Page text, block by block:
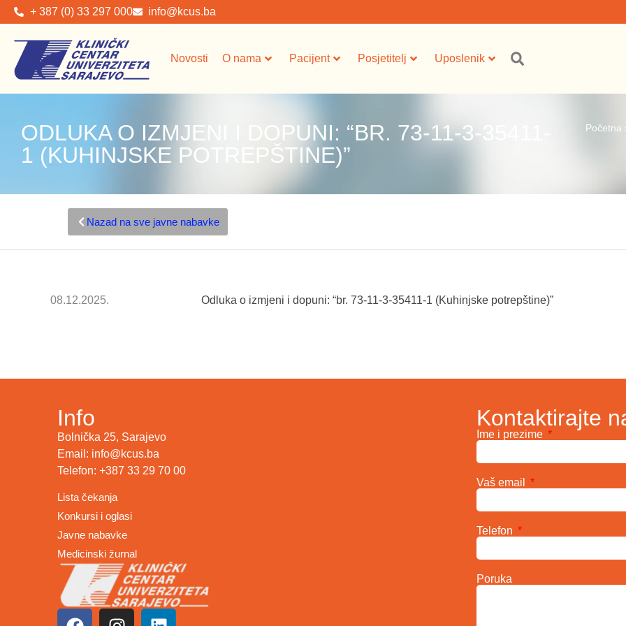
+ 387 (0) 33 297 000 info@kcus.ba
Novosti O nama Pacijent Posjetitelj Uposlenik
ODLUKA O IZMJENI I DOPUNI: “BR. 73-11-3-35411-
1 (KUHINJSKE POTREPŠTINE)”
Početna
Nazad na sve javne nabavke
08.12.2025. Odluka o izmjeni i dopuni: “br. 73-11-3-35411-1 (Kuhinjske potrepštine)”
Info
Bolnička 25, Sarajevo
Email: info@kcus.ba
Telefon: +387 33 29 70 00
Lista čekanja
Konkursi i oglasi
Javne nabavke
Medicinski žurnal
Kontaktirajte
Ime i prezime
Vaš email
Telefon
Poruka